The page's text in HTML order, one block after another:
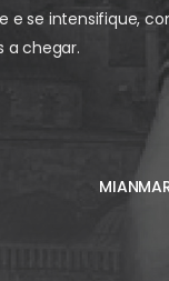
e se intensifique,
a chegar.